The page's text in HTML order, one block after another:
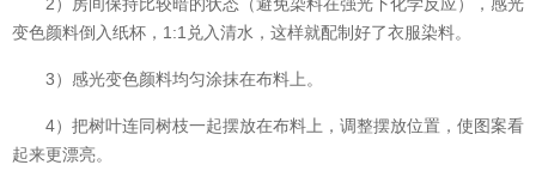
2）房间保持比较暗的状态（避免染料在强光下化学反应），感光
变色颜料倒入纸杯，1:1兑入清水，这样就配制好了衣服染料。
3）感光变色颜料均匀涂抹在布料上。
4）把树叶连同树枝一起摆放在布料上，调整摆放位置，使图案看
起来更漂亮。